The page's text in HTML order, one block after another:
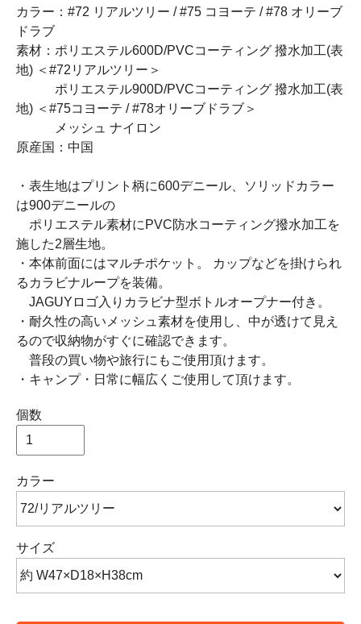
カラー：#72 リアルツリー / #75 コヨーテ / #78 オリーブ
ドラブ
素材：ポリエステル600D/PVCコーティング 撥水加工(表
地) ＜#72リアルツリー＞
ポリエステル900D/PVCコーティング 撥水加工(表
地) ＜#75コヨーテ / #78オリーブドラブ＞
メッシュ ナイロン
原産国：中国
・表生地はプリント柄に600デニール、ソリッドカラー
は900デニールの
ポリエステル素材にPVC防水コーティング撥水加工を
施した2層生地。
・本体前面にはマルチポケット。 カップなどを掛けられ
るカラビナループを装備。
JAGUYロゴ入りカラビナ型ボトルオープナー付き。
・耐久性の高いメッシュ素材を使用し、中が透けて見え
るので収納物がすぐに確認できます。
普段の買い物や旅行にもご使用頂けます。
・キャンプ・日常に幅広くご使用して頂けます。
個数
カラー
サイズ